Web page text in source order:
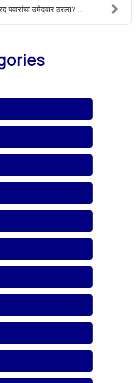
उमेदवार ठरला? ...